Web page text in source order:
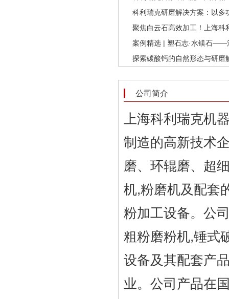
科利瑞克研磨解决方案：以多
聚焦白云石高效加工！上海科
案例精选 | 塑石志·水镁石——
探索碳酸钙的自然形态与研磨
公司简介
上海科利瑞克机
制造的高新技术
磨、环辊磨、超
机,粉磨机及配套
粉加工设备。公
粗粉磨粉机,锤式
设备及其配套产
业。公司产品在